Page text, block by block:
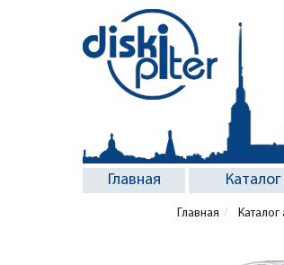
Главная
Главная